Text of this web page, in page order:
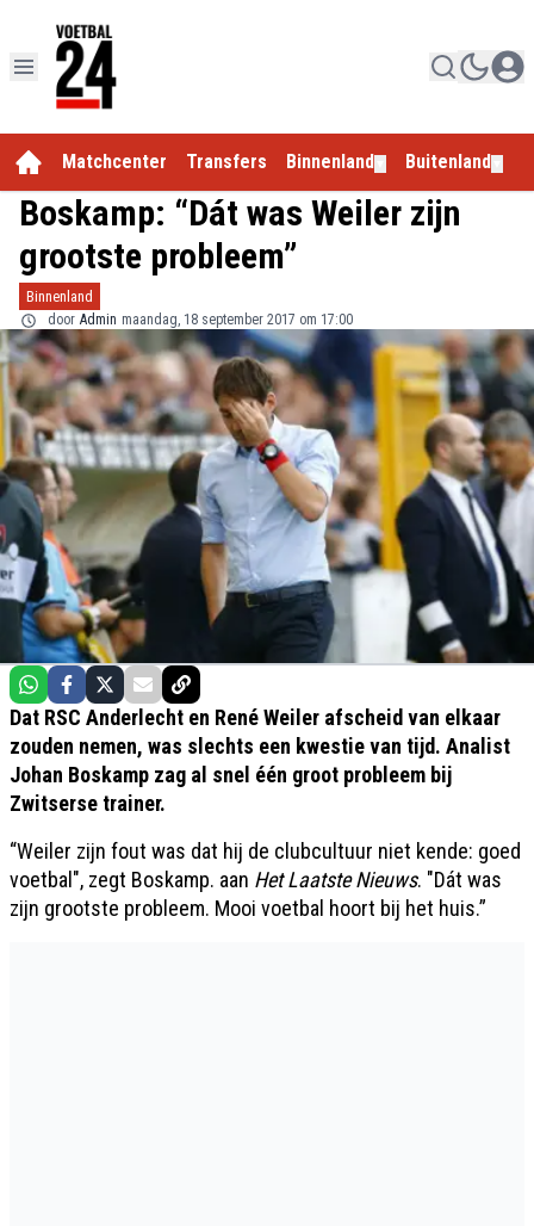
Matchcenter Transfers Binnenland Buitenland
Boskamp: “Dát was Weiler zijn
grootste probleem”
Binnenland
door Admin maandag, 18 september 2017 om 17:00
Dat RSC Anderlecht en René Weiler afscheid van elkaar
zouden nemen, was slechts een kwestie van tijd. Analist
Johan Boskamp zag al snel één groot probleem bij
Zwitserse trainer.
“Weiler zijn fout was dat hij de clubcultuur niet kende: goed
voetbal", zegt Boskamp. aan Het Laatste Nieuws. "Dát was
zijn grootste probleem. Mooi voetbal hoort bij het huis.”